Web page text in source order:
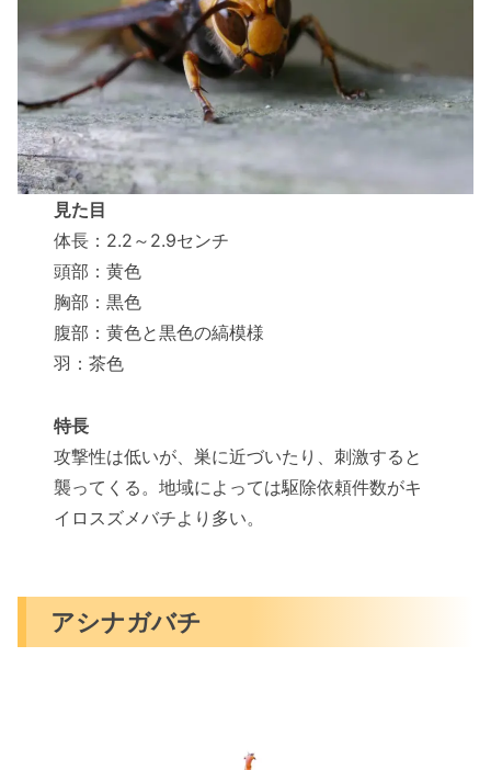
見た目
体長：2.2～2.9センチ
頭部：黄色
胸部：黒色
腹部：黄色と黒色の縞模様
羽：茶色
特長
攻撃性は低いが、巣に近づいたり、刺激すると
襲ってくる。地域によっては駆除依頼件数がキ
イロスズメバチより多い。
アシナガバチ